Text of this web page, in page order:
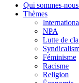
Qui sommes-
Thèmes
NPA
Lutte de
Féminisme
Racisme
Religion